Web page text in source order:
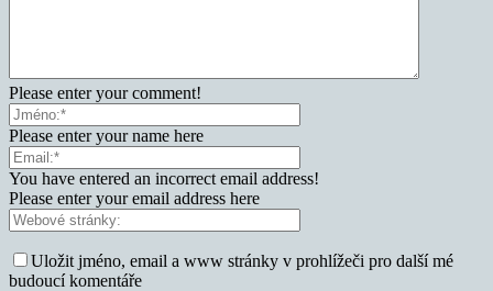
Please enter your comment!
Please enter your name here
You have entered an incorrect email address!
Please enter your email address here
Uložit jméno, email a www stránky v prohlížeči pro další mé
budoucí komentáře